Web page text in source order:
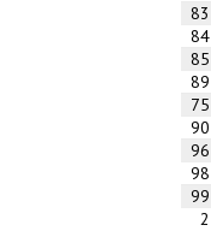
83
84
85
89
75
90
96
98
99
2